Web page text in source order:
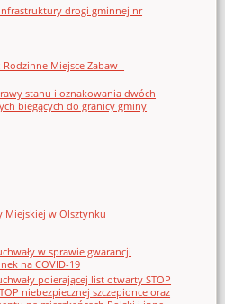
drogi gminnej nr
Miejsce Zabaw -
stanu i oznakowania dwóch
biegących do granicy gminy
Miejskiej w Olsztynku
w sprawie gwarancji
na COVID-19
poierającej list otwarty STOP
niebezpiecznej szczepionce oraz